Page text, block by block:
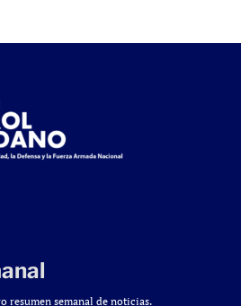
resumen semanal de noticias.